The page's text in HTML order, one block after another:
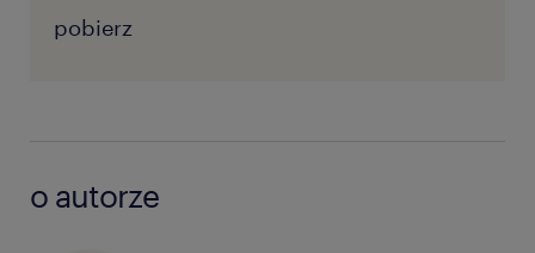
pobierz
o autorze